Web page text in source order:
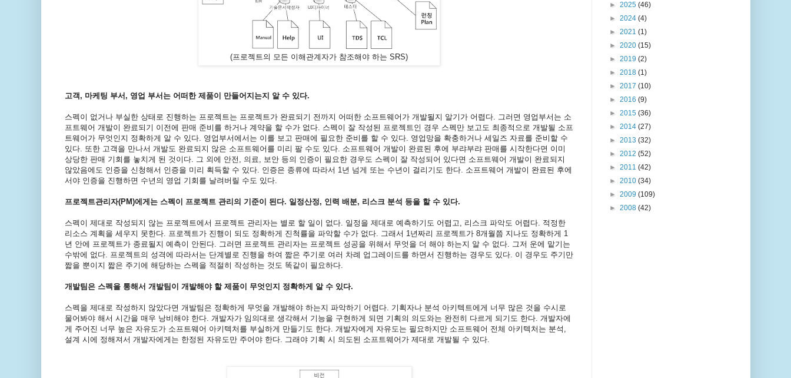
(프로젝트의 모든 이해관계자가 참조해야 하는 SRS)
고객, 마케팅 부서, 영업 부서는 어떠한 제품이 만들어지는지 알 수 있다.
스펙이 없거나 부실한 상태로 진행하는 프로젝트는 프로젝트가 완료되기 전까지 어떠한 소프트웨어가 개발될지 알기가 어렵다. 그러면 영업부서는 소
프트웨어 개발이 완료되기 이전에 판매 준비를 하거나 계약을 할 수가 없다. 스펙이 잘 작성된 프로젝트인 경우 스펙만 보고도 최종적으로 개발될 소프
트웨어가 무엇인지 정확하게 알 수 있다. 영업부서에서는 이를 보고 판매에 필요한 준비를 할 수 있다. 영업망을 확충하거나 세일즈 자료를 준비할 수
있다. 또한 고객을 만나서 개발도 완료되지 않은 소프트웨어를 미리 팔 수도 있다. 소프트웨어 개발이 완료된 후에 부랴부랴 판매를 시작한다면 이미
상당한 판매 기회를 놓치게 된 것이다. 그 외에 안전, 의료, 보안 등의 인증이 필요한 경우도 스펙이 잘 작성되어 있다면 소프트웨어 개발이 완료되지
않았음에도 인증을 신청해서 인증을 미리 획득할 수 있다. 인증은 종류에 따라서 1년 넘게 또는 수년이 걸리기도 한다. 소프트웨어 개발이 완료된 후에
서야 인증을 진행하면 수년의 영업 기회를 날려버릴 수도 있다.
프로젝트관리자(PM)에게는 스펙이 프로젝트 관리의 기준이 된다. 일정산정, 인력 배분, 리스크 분석 등을 할 수 있다.
스펙이 제대로 작성되지 않는 프로젝트에서 프로젝트 관리자는 별로 할 일이 없다. 일정을 제대로 예측하기도 어렵고, 리스크 파악도 어렵다. 적정한
리소스 계획을 세우지 못한다. 프로젝트가 진행이 되도 정확하게 진척률을 파악할 수가 없다. 그래서 1년짜리 프로젝트가 8개월쯤 지나도 정확하게 1
년 안에 프로젝트가 종료될지 예측이 안된다. 그러면 프로젝트 관리자는 프로젝트 성공을 위해서 무엇을 더 해야 하는지 알 수 없다. 그저 운에 맡기는
수밖에 없다. 프로젝트의 성격에 따라서는 단계별로 진행을 하여 짧은 주기로 여러 차례 업그레이드를 하면서 진행하는 경우도 있다. 이 경우도 주기만
짧을 뿐이지 짧은 주기에 해당하는 스펙을 적절히 작성하는 것도 똑같이 필요하다.
개발팀은 스펙을 통해서 개발팀이 개발해야 할 제품이 무엇인지 정확하게 알 수 있다.
스펙을 제대로 작성하지 않았다면 개발팀은 정확하게 무엇을 개발해야 하는지 파악하기 어렵다. 기획자나 분석 아키텍트에게 너무 많은 것을 수시로
물어봐야 해서 시간을 매우 낭비해야 한다. 개발자가 임의대로 생각해서 기능을 구현하게 되면 기획의 의도와는 완전히 다르게 되기도 한다. 개발자에
게 주어진 너무 높은 자유도가 소프트웨어 아키텍처를 부실하게 만들기도 한다. 개발자에게 자유도는 필요하지만 소프트웨어 전체 아키텍처는 분석,
설계 시에 정해져서 개발자에게는 한정된 자유도만 주어야 한다. 그래야 기획 시 의도된 소프트웨어가 제대로 개발될 수 있다.
► 2025 (46)
► 2024 (4)
► 2021 (1)
► 2020 (15)
► 2019 (2)
► 2018 (1)
► 2017 (10)
► 2016 (9)
► 2015 (36)
► 2014 (27)
► 2013 (32)
► 2012 (52)
► 2011 (42)
► 2010 (34)
► 2009 (109)
► 2008 (42)